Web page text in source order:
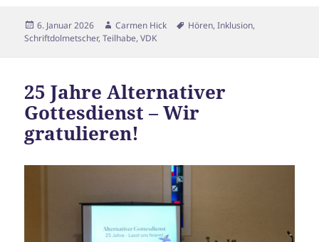
Veröffentlicht
am
6. Januar 2026 Autor
Carmen Hick Schlagwörter
Hören,Inklusion,
Schriftdolmetscher,Teilhabe,VDK
25 Jahre Alternativer
Gottesdienst – Wir
gratulieren!